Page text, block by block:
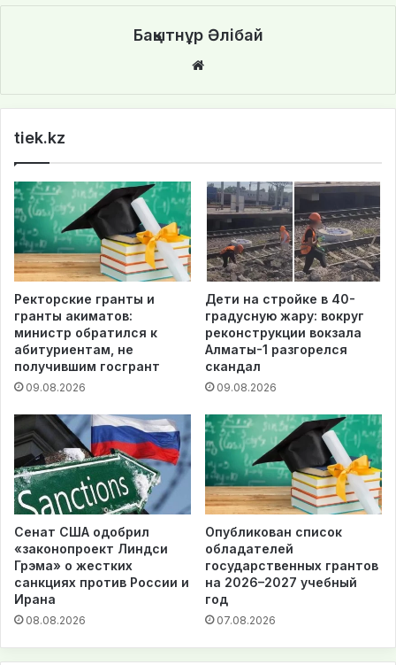
Бақытнұр Әлібай
te
tiek.kz
Ректорские гранты и
гранты акиматов:
министр обратился к
абитуриентам, не
получившим госгрант
09.08.2026
Дети на стройке в 40-
градусную жару: вокруг
реконструкции вокзала
Алматы-1 разгорелся
скандал
09.08.2026
Сенат США одобрил
«законопроект Линдси
Грэма» о жестких
санкциях против России и
Ирана
08.08.2026
Опубликован список
обладателей
государственных грантов
на 2026–2027 учебный
год
07.08.2026